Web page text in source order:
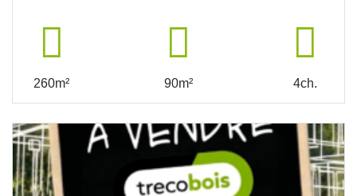
260m² 90m² 4ch.